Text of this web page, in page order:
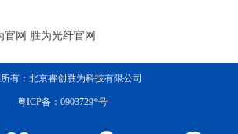
官网 胜为光纤官网
有：北京睿创胜为科技有限公司
粤ICP备：0903729*号